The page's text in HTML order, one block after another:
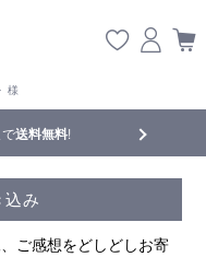
様
【重要】熊本地震の影響により
み
ご感想をどしどしお寄